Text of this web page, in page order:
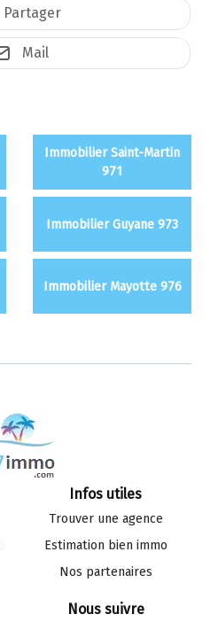
Partager
Mail
Immobilier Saint-Martin
971
Immobilier Guyane 973
Immobilier Mayotte 976
Infos utiles
Trouver une agence
Estimation bien immo
Nos partenaires
Nous suivre